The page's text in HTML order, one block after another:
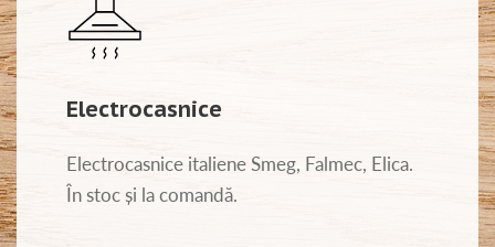
Electrocasnice
Electrocasnice italiene Smeg, Falmec, Elica.
În stoc și la comandă.